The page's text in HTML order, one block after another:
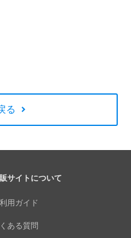
る
サイトについて
用ガイド
ある質問